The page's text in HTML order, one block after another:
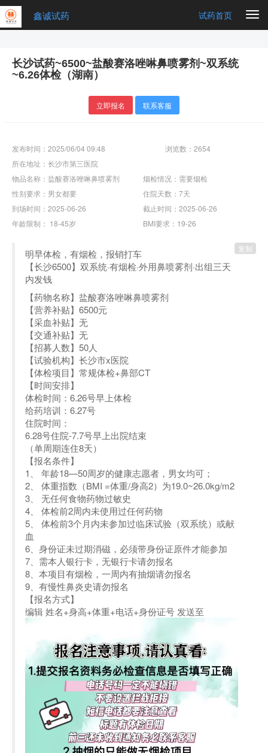
鑫诚试药 试药首页
长沙试药~6500~盐酸赛洛唑啉鼻喷雾剂~双系统
~6.26体检（湖南）
立即报名 联系客服
发布时间：2025/06/04 09:48
浏览数：2654
所在地址：长沙市第三医院
物品名称：盐酸赛洛唑啉鼻喷雾剂
烟检情况：需要烟检
性别要求：男女都要
住院天数：7天
到场时间：2025-06-26
截止时间：2025-06-26
年龄限制： 18-45岁
BMI要求：19-26
明早体检，有烟检，报销打车
【长沙6500】双系统·有烟检·外用鼻喷雾剂·出组三天
内发钱
【药物名称】盐酸赛洛唑啉鼻喷雾剂
【营养补贴】6500元
【采血补贴】无
【交通补贴】无
【招募人数】50人
【试验机构】长沙市x医院
【体检项目】常规体检+鼻部CT
【时间安排】
体检时间：6.26号早上体检
给药培训：6.27号
住院时间：
6.28号住院-7.7号早上出院结束
（单周期连住8天）
【报名条件】
1、 年龄18—50周岁的健康志愿者，男女均可；
2、 体重指数（BMI =体重/身高2）为19.0~26.0kg/m2
3、 无任何食物药物过敏史
4、 体检前2周内未使用过任何药物
5、 体检前3个月内未参加过临床试验（双系统）或献
血
6、身份证未过期消磁，必须带身份证原件才能参加
7、需本人银行卡，无银行卡请勿报名
8、本项目有烟检，一周内有抽烟请勿报名
9、有慢性鼻炎史请勿报名
【报名方式】
编辑 姓名+身高+体重+电话+身份证号 发送至
复制